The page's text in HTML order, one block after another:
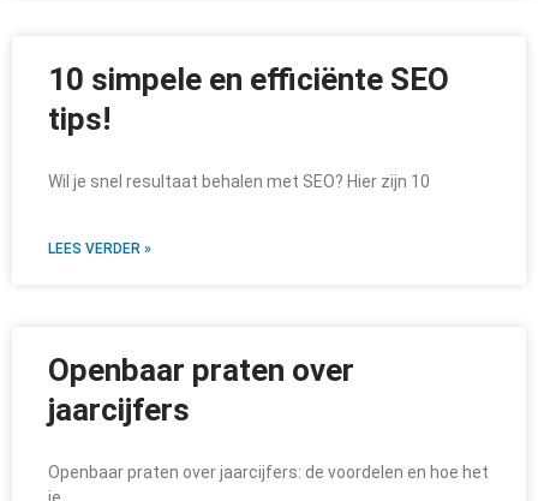
10 simpele en efficiënte SEO
tips!
Wil je snel resultaat behalen met SEO? Hier zijn 10
LEES VERDER »
Openbaar praten over
jaarcijfers
Openbaar praten over jaarcijfers: de voordelen en hoe het